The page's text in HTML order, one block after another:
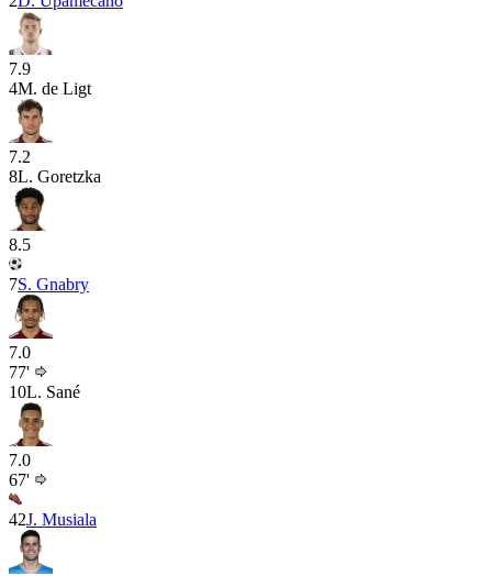
7.9
4M. de Ligt
7.2
8L. Goretzka
8.5
7S. Gnabry
7.0
77'
10L. Sané
7.0
67'
42J. Musiala